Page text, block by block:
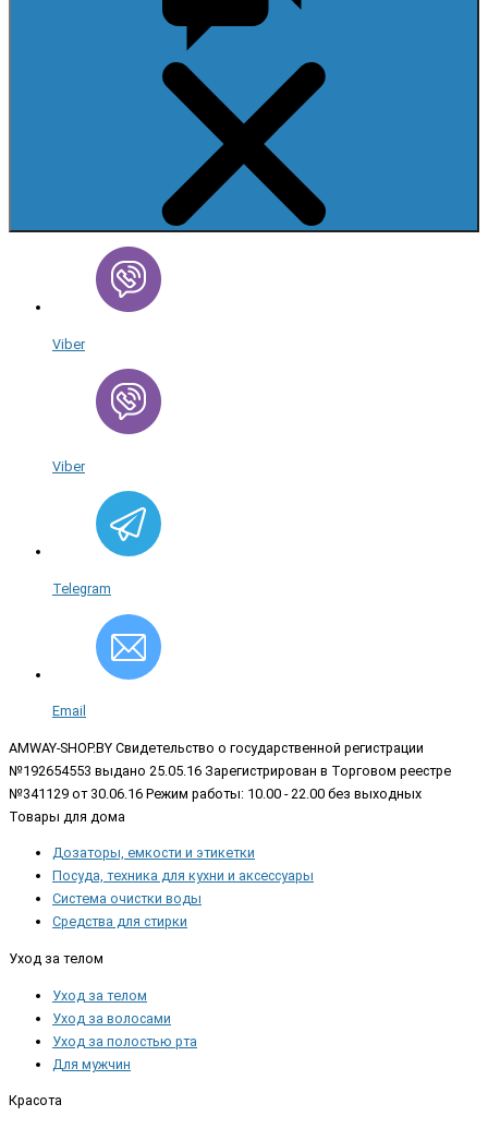
Viber
Viber
Telegram
Email
AMWAY-SHOP.BY Свидетельство о государственной регистрации
№192654553 выдано 25.05.16 Зарегистрирован в Торговом реестре
№341129 от 30.06.16 Режим работы: 10.00 - 22.00 без выходных
Товары для дома
Дозаторы, емкости и этикетки
Посуда, техника для кухни и аксессуары
Система очистки воды
Средства для стирки
Уход за телом
Уход за телом
Уход за волосами
Уход за полостью рта
Для мужчин
Красота